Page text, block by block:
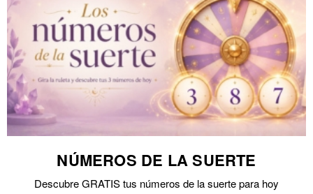
NÚMEROS DE LA SUERTE
Descubre GRATIS tus números de la suerte para hoy